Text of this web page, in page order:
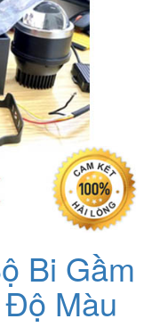
Bi Gầm
Màu